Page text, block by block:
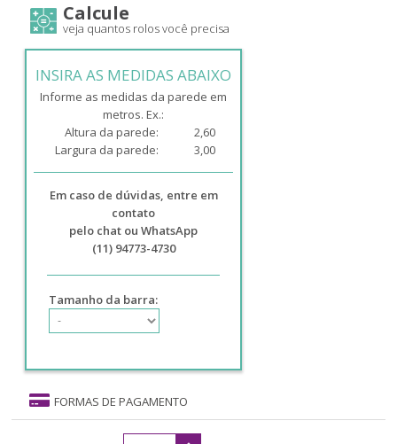
Calcule
veja quantos rolos você precisa
INSIRA AS MEDIDAS ABAIXO
Informe as medidas da parede em
metros. Ex.:
Altura da parede:
2,60
Largura da parede:
3,00
Em caso de dúvidas, entre em
contato
pelo chat ou WhatsApp
(11) 94773-4730
Tamanho da barra:
FORMAS DE PAGAMENTO